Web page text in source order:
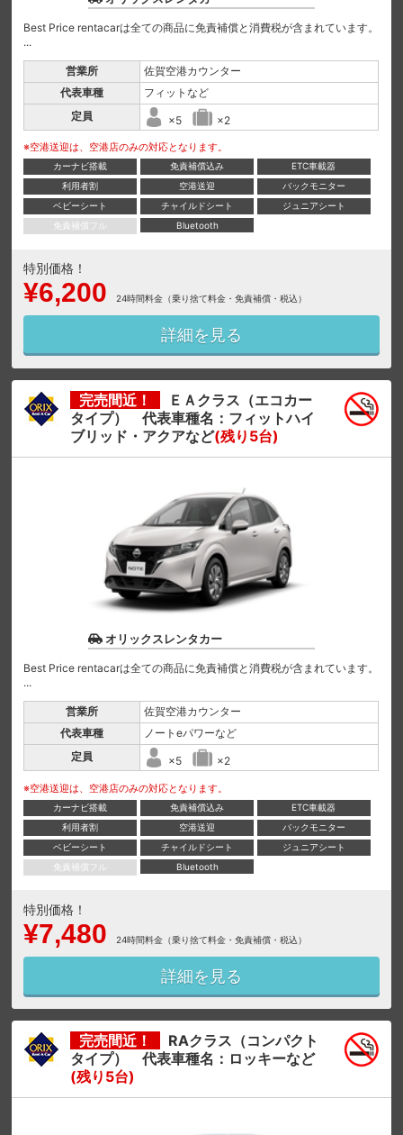
Best Price rentacarは全ての商品に免責補償と消費税が含まれています。
...
営業所
佐賀空港カウンター
代表車種
フィットなど
定員
×5 ×2
※空港送迎は、空港店のみの対応となります。
カーナビ搭載 免責補償込み
ETC車載器
利用者割
空港送迎
バックモニター
ベビーシート
チャイルドシート
ジュニアシート
免責補償フル
Bluetooth
特別価格！
¥6,200 24時間料金（乗り捨て料金・免責補償・税込）
詳細を見る
完売間近！
ＥＡクラス（エコカー
タイプ） 代表車種名：フィットハイ
ブリッド・アクアなど(残り5台)
オリックスレンタカー
Best Price rentacarは全ての商品に免責補償と消費税が含まれています。
...
営業所
佐賀空港カウンター
代表車種
ノートeパワーなど
定員
×5 ×2
※空港送迎は、空港店のみの対応となります。
カーナビ搭載 免責補償込み
ETC車載器
利用者割
空港送迎
バックモニター
ベビーシート
チャイルドシート
ジュニアシート
免責補償フル
Bluetooth
特別価格！
¥7,480 24時間料金（乗り捨て料金・免責補償・税込）
詳細を見る
完売間近！
RAクラス（コンパクト
タイプ） 代表車種名：ロッキーなど
(残り5台)